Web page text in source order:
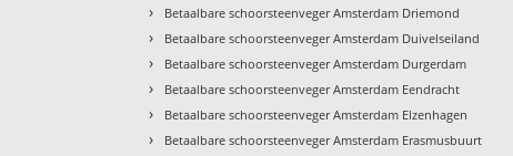
› Betaalbare schoorsteenveger Amsterdam Driemond
› Betaalbare schoorsteenveger Amsterdam Duivelseiland
› Betaalbare schoorsteenveger Amsterdam Durgerdam
› Betaalbare schoorsteenveger Amsterdam Eendracht
› Betaalbare schoorsteenveger Amsterdam Elzenhagen
› Betaalbare schoorsteenveger Amsterdam Erasmusbuurt